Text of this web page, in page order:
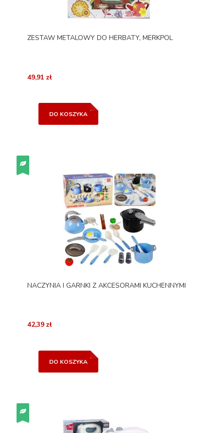
ZESTAW METALOWY DO HERBATY, MERKPOL
49,91 zł
DO KOSZYKA
NACZYNIA I GARNKI Z AKCESORAMI KUCHENNYMI
42,39 zł
DO KOSZYKA